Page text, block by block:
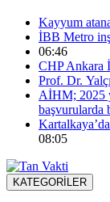
Kayyum
İBB Metro
06:46
CHP Ankara
Prof. Dr.
AİHM; 2025
başvurularda
08:05
KATEGORİLER